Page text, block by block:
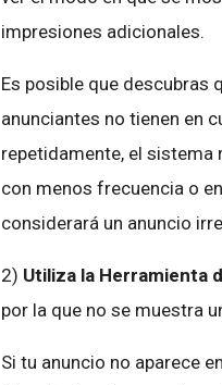
impresiones adicionales.
Es posible que descubras
anunciantes no tienen en
repetidamente, el sistema
con menos frecuencia o
considerará un anuncio
2) Utiliza la Herramienta
por la que no se muestra
Si tu anuncio no aparece